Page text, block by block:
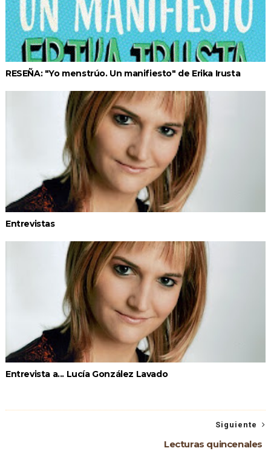
RESEÑA: "Yo menstrúo. Un manifiesto" de Erika Irusta
Entrevistas
Entrevista a... Lucía González Lavado
Siguiente
Lecturas quincenales